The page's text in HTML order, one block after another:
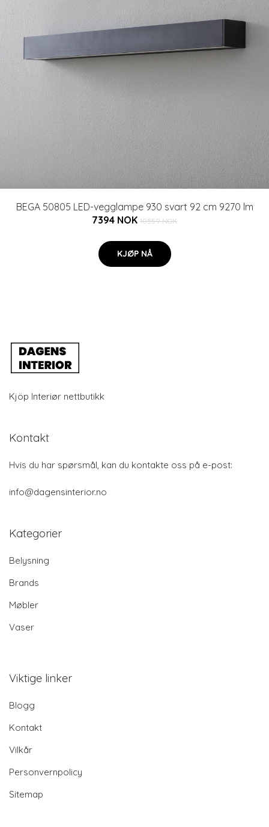
BEGA 50805 LED-vegglampe 930 svart 92 cm 9270 lm
7394 NOK 10559 NOK
KJØP NÅ
Kjöp Interiør nettbutikk
Kontakt
Hvis du har spørsmål, kan du kontakte oss på e-post:
info@dagensinterior.no
Kategorier
Belysning
Brands
Møbler
Vaser
Viktige linker
Blogg
Kontakt
Vilkår
Personvernpolicy
Sitemap